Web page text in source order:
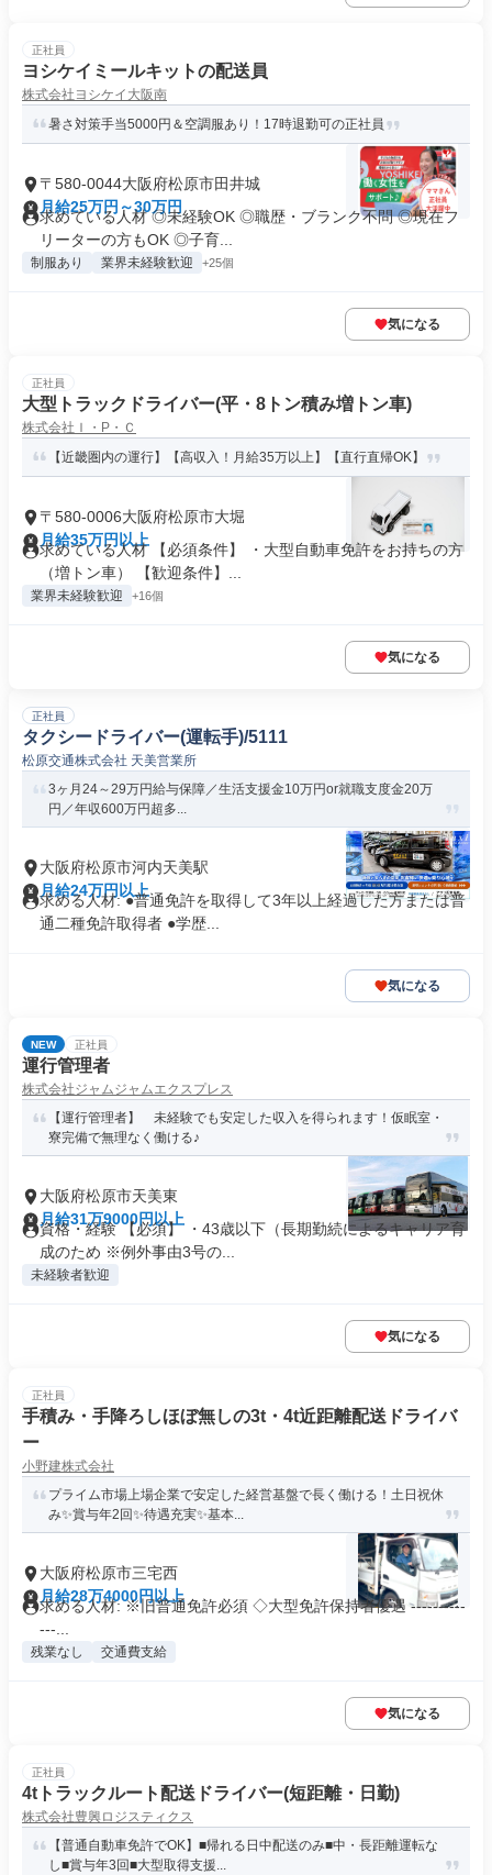
正社員
ヨシケイミールキットの配送員
株式会社ヨシケイ大阪南
暑さ対策手当5000円＆空調服あり！17時退勤可の正社員
〒580-0044大阪府松原市田井城
月給25万円～30万円
求めている人材 ◎未経験OK ◎職歴・ブランク不問 ◎現在フ
リーターの方もOK ◎子育...
制服あり 業界未経験歓迎 +25個
気になる
正社員
大型トラックドライバー(平・8トン積み増トン車)
株式会社Ｉ・P・Ｃ
【近畿圏内の運行】【高収入！月給35万以上】【直行直帰OK】
〒580-0006大阪府松原市大堀
月給35万円以上
求めている人材 【必須条件】 ・大型自動車免許をお持ちの方
（増トン車） 【歓迎条件】...
業界未経験歓迎 +16個
気になる
正社員
タクシードライバー(運転手)/5111
松原交通株式会社 天美営業所
3ヶ月24～29万円給与保障／生活支援金10万円or就職支度金20万
円／年収600万円超多...
大阪府松原市河内天美駅
月給24万円以上
求める人材: ●普通免許を取得して3年以上経過した方または普
通二種免許取得者 ●学歴...
気になる
NEW 正社員
運行管理者
株式会社ジャムジャムエクスプレス
【運行管理者】 未経験でも安定した収入を得られます！仮眠室・
寮完備で無理なく働ける♪
大阪府松原市天美東
月給31万9000円以上
資格・経験 【必須】 ・43歳以下（長期勤続によるキャリア育
成のため ※例外事由3号の...
未経験者歓迎
気になる
正社員
手積み・手降ろしほぼ無しの3t・4t近距離配送ドライバ
ー
小野建株式会社
プライム市場上場企業で安定した経営基盤で長く働ける！土日祝休
み✨賞与年2回✨待遇充実✨基本...
大阪府松原市三宅西
月給28万4000円以上
求める人材: ※旧普通免許必須 ◇大型免許保持者優遇 ----------
---...
残業なし 交通費支給
気になる
正社員
4tトラックルート配送ドライバー(短距離・日勤)
株式会社豊興ロジスティクス
【普通自動車免許でOK】■帰れる日中配送のみ■中・長距離運転な
し■賞与年3回■大型取得支援...